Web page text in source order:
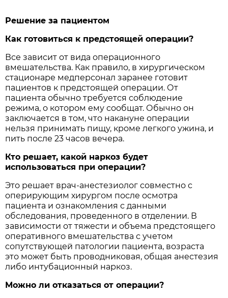
Решение за пациентом
Как готовиться к предстоящей операции?
Все зависит от вида операционного
вмешательства. Как правило, в хирургическом
стационаре медперсонал заранее готовит
пациентов к предстоящей операции. От
пациента обычно требуется соблюдение
режима, о котором ему сообщат. Обычно он
заключается в том, что накануне операции
нельзя принимать пищу, кроме легкого ужина, и
пить после 23 часов вечера.
Кто решает, какой наркоз будет
использоваться при операции?
Это решает врач-анестезиолог совместно с
оперирующим хирургом после осмотра
пациента и ознакомления с данными
обследования, проведенного в отделении. В
зависимости от тяжести и объема предстоящего
оперативного вмешательства с учетом
сопутствующей патологии пациента, возраста
это может быть проводниковая, общая анестезия
либо интубационный наркоз.
Можно ли отказаться от операции?